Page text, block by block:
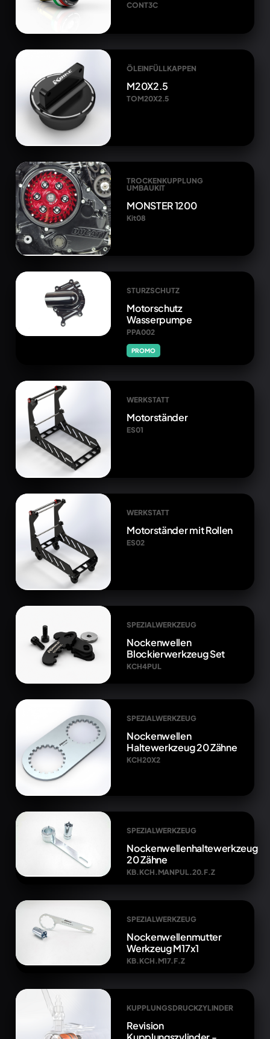
CONT3C
ÖLEINFÜLLKAPPEN
M20X2.5
TOM20X2.5
TROCKENKUPPLUNG
UMBAUKIT
MONSTER 1200
Kit08
STURZSCHUTZ
Motorschutz
Wasserpumpe
PPA002
PROMO
WERKSTATT
Motorständer
ES01
WERKSTATT
Motorständer mit Rollen
ES02
SPEZIALWERKZEUG
Nockenwellen
Blockierwerkzeug Set
KCH4PUL
SPEZIALWERKZEUG
Nockenwellen
Haltewerkzeug 20 Zähne
KCH20X2
SPEZIALWERKZEUG
Nockenwellenhaltewerkzeug
20 Zähne
KB.KCH.MANPUL.20.F.Z
SPEZIALWERKZEUG
Nockenwellenmutter
Werkzeug M17x1
KB.KCH.M17.F.Z
KUPPLUNGSDRUCKZYLINDER
Revision